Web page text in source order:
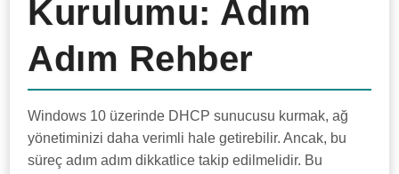
Kurulumu: Adım
Adım Rehber
Windows 10 üzerinde DHCP sunucusu kurmak, ağ
yönetiminizi daha verimli hale getirebilir. Ancak, bu
süreç adım adım dikkatlice takip edilmelidir. Bu